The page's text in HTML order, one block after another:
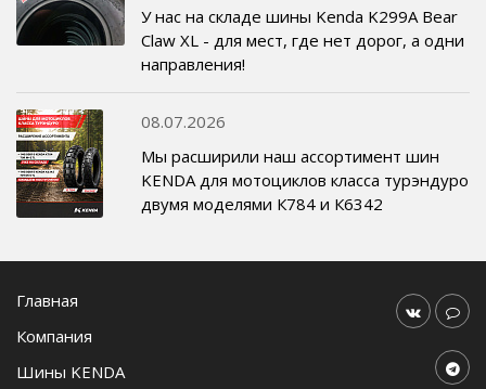
У нас на складе шины Kenda K299A Bear
Claw XL - для мест, где нет дорог, а одни
направления!
08.07.2026
Мы расширили наш ассортимент шин
KENDA для мотоциклов класса турэндуро
двумя моделями К784 и К6342
Главная
Компания
Шины KENDA